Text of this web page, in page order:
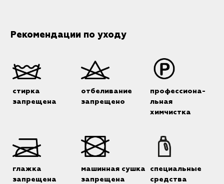
Рекомендации по уходу
стирка
запрещена
отбеливание
запрещено
профессиона-
льная
химчистка
глажка
запрещена
машинная сушка
запрещена
специальные
средства